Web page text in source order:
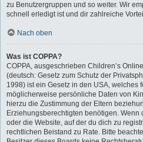
zu Benutzergruppen und so weiter. Wir
schnell erledigt ist und dir zahlreiche
Nach oben
Was ist COPPA?
COPPA, ausgeschrieben Children’s
(deutsch: Gesetz zum Schutz der
1998) ist ein Gesetz in den USA, welches
möglicherweise persönliche Daten von
hierzu die Zustimmung der Eltern
Erziehungsberechtigten benötigen.
oder die Website, auf der du dich zu
rechtlichen Beistand zu Rate. Bitte